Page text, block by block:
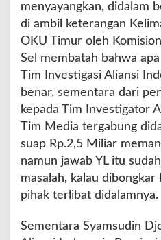
menyayangkan, didalam
di ambil keterangan
OKU Timur oleh
Sel membatah bahwa
Tim Investigasi Aliansi
benar, sementara dari
kepada Tim Investigator
Tim Media tergabung
suap Rp.2,5 Miliar
namun jawab YL itu
masalah, kalau dibongkar
pihak terlibat didalamnya.
Sementara Syamsudin